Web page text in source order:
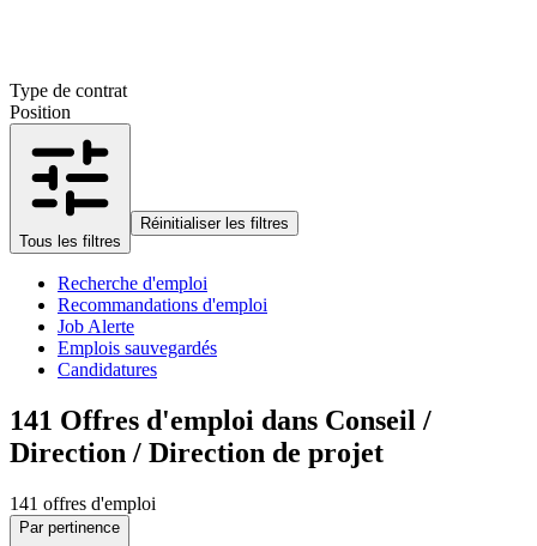
Type de contrat
Position
Tous les filtres
Réinitialiser les filtres
Recherche d'emploi
Recommandations d'emploi
Job Alerte
Emplois sauvegardés
Candidatures
141 Offres d'emploi dans Conseil /
Direction / Direction de projet
141 offres d'emploi
Par pertinence